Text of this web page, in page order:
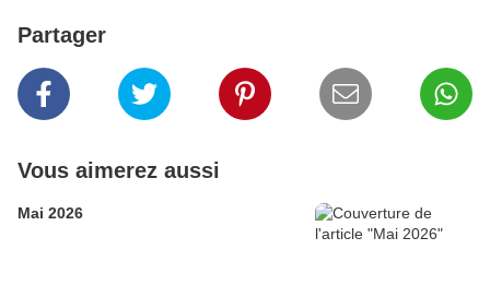
Partager
Vous aimerez aussi
Mai 2026